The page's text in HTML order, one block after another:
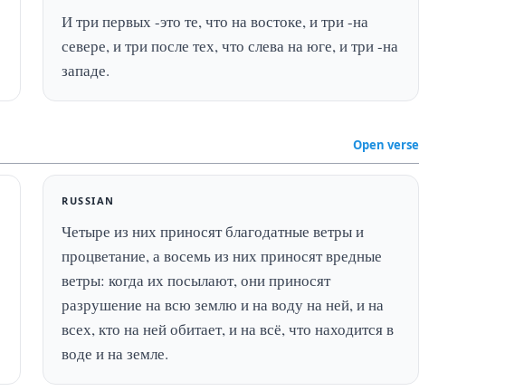
И три первых -это те, что на востоке, и три -на
севере, и три после тех, что слева на юге, и три -на
западе.
Open verse
RUSSIAN
Четыре из них приносят благодатные ветры и
процветание, а восемь из них приносят вредные
ветры: когда их посылают, они приносят
разрушение на всю землю и на воду на ней, и на
всех, кто на ней обитает, и на всё, что находится в
воде и на земле.